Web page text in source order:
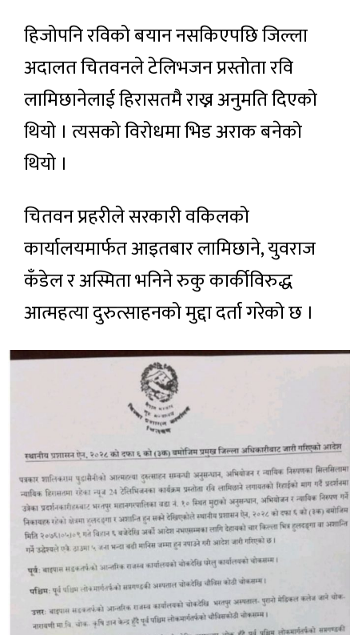
हिजोपनि रविको बयान नसकिएपछि जिल्ला
अदालत चितवनले टेलिभजन प्रस्तोता रवि
लामिछानेलाई हिरासतमै राख्न अनुमति दिएको
थियो । त्यसको विरोधमा भिड अराक बनेको
थियो ।
चितवन प्रहरीले सरकारी वकिलको
कार्यालयमार्फत आइतबार लामिछाने, युवराज
कँडेल र अस्मिता भनिने रुकु कार्कीविरुद्ध
आत्महत्या दुरुत्साहनको मुद्दा दर्ता गरेको छ ।